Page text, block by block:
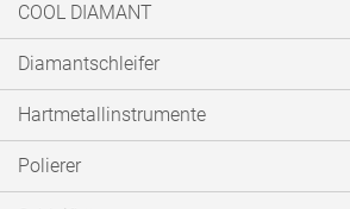
COOL DIAMANT
Diamantschleifer
Hartmetallinstrumente
Polierer